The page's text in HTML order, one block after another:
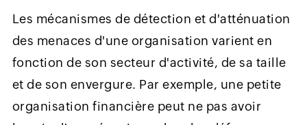
Les mécanismes de détection et d'atténuation
des menaces d'une organisation varient en
fonction de son secteur d'activité, de sa taille
et de son envergure. Par exemple, une petite
organisation financière peut ne pas avoir